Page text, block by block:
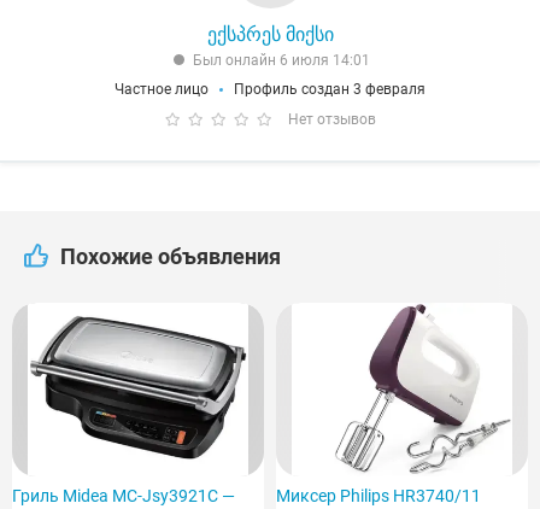
ექსპრეს მიქსი
Был онлайн 6 июля 14:01
Частное лицо
Профиль создан 3 февраля
Нет отзывов
Похожие объявления
Гриль Midea MC-Jsy3921C —
Миксер Philips HR3740/11